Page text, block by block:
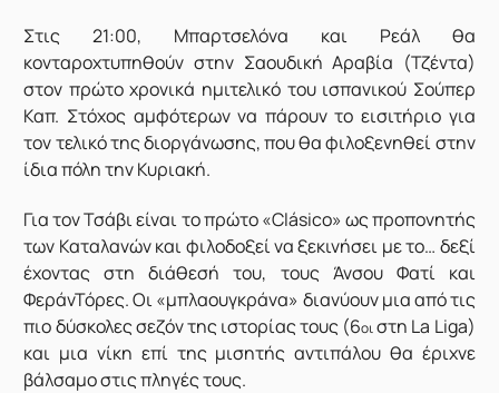
Στις 21:00, Μπαρτσελόνα και Ρεάλ θα
κονταροχτυπηθούν στην Σαουδική Αραβία (Τζέντα)
στον πρώτο χρονικά ημιτελικό του ισπανικού Σούπερ
Καπ. Στόχος αμφότερων να πάρουν το εισιτήριο για
τον τελικό της διοργάνωσης, που θα φιλοξενηθεί στην
ίδια πόλη την Κυριακή.
Για τον Τσάβι είναι το πρώτο «Clásico» ως προπονητής
των Καταλανών και φιλοδοξεί να ξεκινήσει με το… δεξί
έχοντας στη διάθεσή του, τους Άνσου Φατί και
ΦεράνΤόρες. Οι «μπλαουγκράνα» διανύουν μια από τις
πιο δύσκολες σεζόν της ιστορίας τους (6οιστη La Liga)
και μια νίκη επί της μισητής αντιπάλου θα έριχνε
βάλσαμο στις πληγές τους.